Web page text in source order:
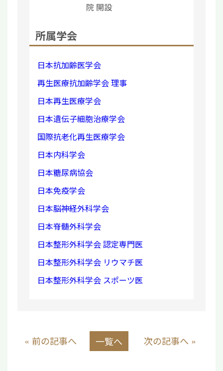
院 開設
所属学会
日本抗加齢医学会
再生医療抗加齢学会 理事
日本再生医療学会
日本遺伝子細胞治療学会
国際抗老化再生医療学会
日本内科学会
日本糖尿病協会
日本免疫学会
日本脳神経外科学会
日本脊髄外科学会
日本整形外科学会 認定専門医
日本整形外科学会 リウマチ医
日本整形外科学会 スポーツ医
« 前の記事へ 一覧へ 次の記事へ »